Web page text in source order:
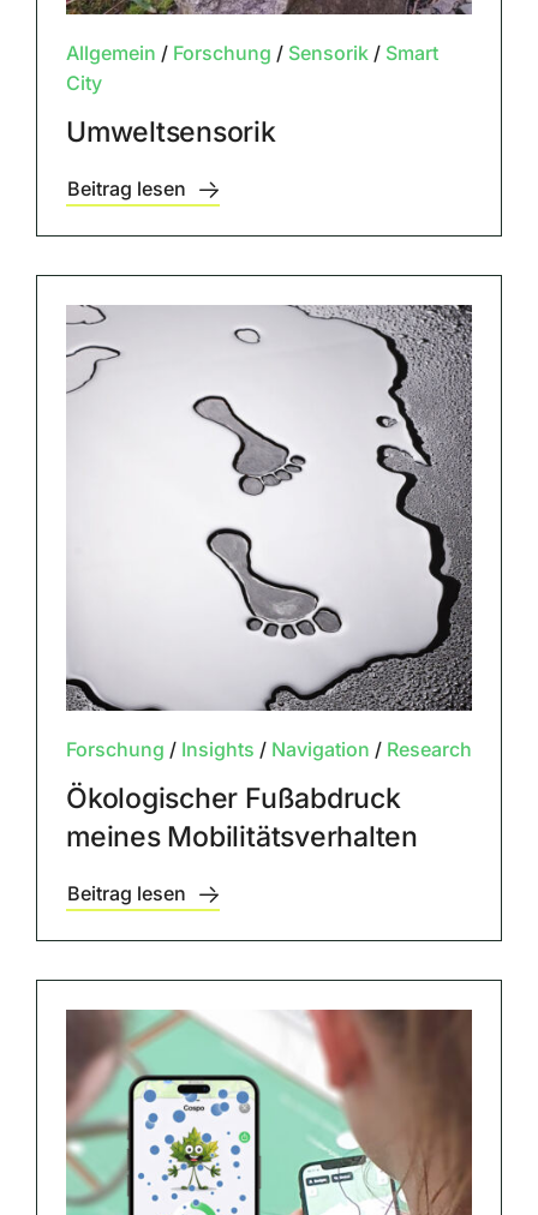
Allgemein / Forschung / Sensorik/ Smart
City
Umweltsensorik
Beitrag lesen
Forschung / Insights / Navigation / Research
Ökologischer Fußabdruck
meines Mobilitätsverhalten
Beitrag lesen